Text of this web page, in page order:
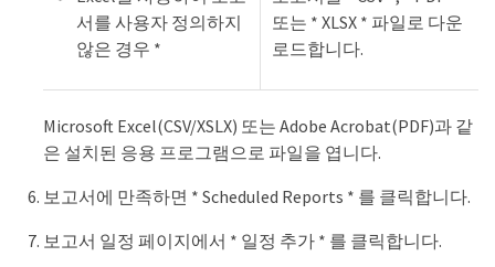
서를 사용자 정의하지
않은 경우 *
또는 * XLSX * 파일로 다운
로드합니다.
Microsoft Excel(CSV/XSLX) 또는 Adobe Acrobat(PDF)과 같
은 설치된 응용 프로그램으로 파일을 엽니다.
보고서에 만족하면 * Scheduled Reports * 를 클릭합니다.
보고서 일정 페이지에서 * 일정 추가 * 를 클릭합니다.